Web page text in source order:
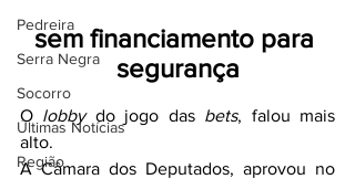
Pedreira
Serra Negra
Socorro
Últimas Notícias
Região
sem financiamento para
segurança
O lobby do jogo das bets, falou mais
alto.
A Câmara dos Deputados, aprovou no